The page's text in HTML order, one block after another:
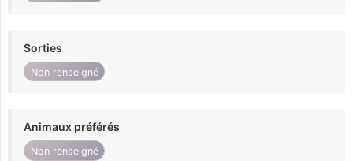
Sorties
Non renseigné
Animaux préférés
Non renseigné